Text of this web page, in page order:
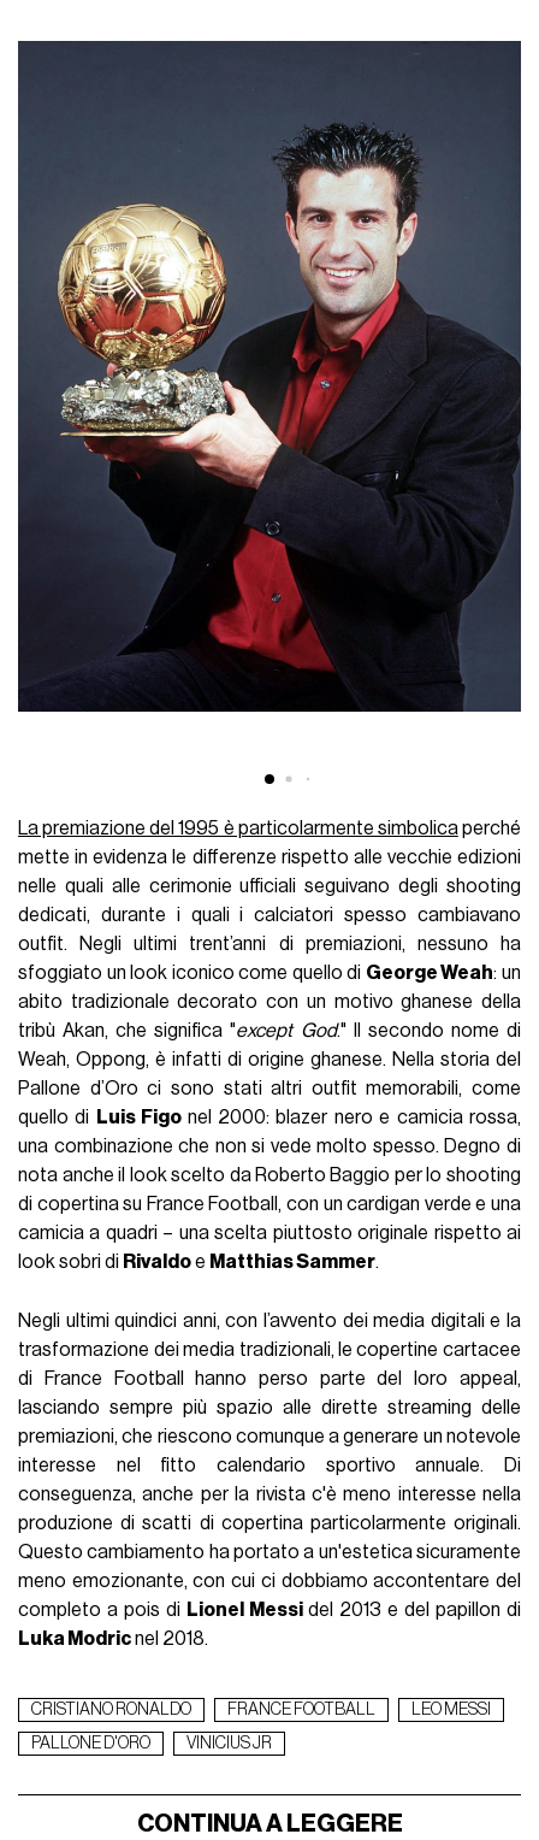
La premiazione del 1995 è particolarmente simbolicaperché
mette in evidenza le differenze rispetto alle vecchie edizioni
nelle quali alle cerimonie ufficiali seguivano degli shooting
dedicati, durante i quali i calciatori spesso cambiavano
outfit. Negli ultimi trent’anni di premiazioni, nessuno ha
sfoggiato un look iconico come quello di George Weah: un
abito tradizionale decorato con un motivo ghanese della
tribù Akan, che significa "except God." Il secondo nome di
Weah, Oppong, è infatti di origine ghanese. Nella storia del
Pallone d’Oro ci sono stati altri outfit memorabili, come
quello di
Luis Figo nel 2000: blazer nero e camicia rossa,
una combinazione che non si vede molto spesso. Degno di
nota anche il look scelto da Roberto Baggio per lo shooting
di copertina su France Football, con un cardigan verde e una
camicia a quadri – una scelta piuttosto originale rispetto ai
look sobri di Rivaldoe Matthias Sammer.
Negli ultimi quindici anni, con l’avvento dei media digitali e la
trasformazione dei media tradizionali, le copertine cartacee
di France Football hanno perso parte del loro appeal,
lasciando sempre più spazio alle dirette streaming delle
premiazioni, che riescono comunque a generare un notevole
interesse nel fitto calendario sportivo annuale. Di
conseguenza, anche per la rivista c'è meno interesse nella
produzione di scatti di copertina particolarmente originali.
Questo cambiamento ha portato a un'estetica sicuramente
meno emozionante, con cui ci dobbiamo accontentare del
completo a pois di Lionel Messidel 2013 e del papillon di
Luka Modricnel 2018.
CRISTIANO RONALDO FRANCE FOOTBALL
LEO MESSI
PALLONE D'ORO
VINICIUS JR
CONTINUA A LEGGERE